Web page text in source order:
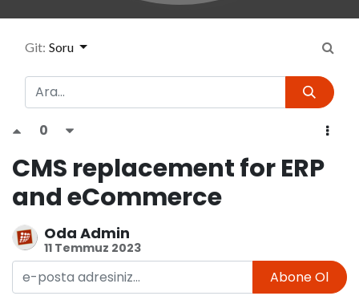
Git: Soru
0
CMS replacement for ERP
and eCommerce
Oda Admin
11 Temmuz 2023
Abone Ol